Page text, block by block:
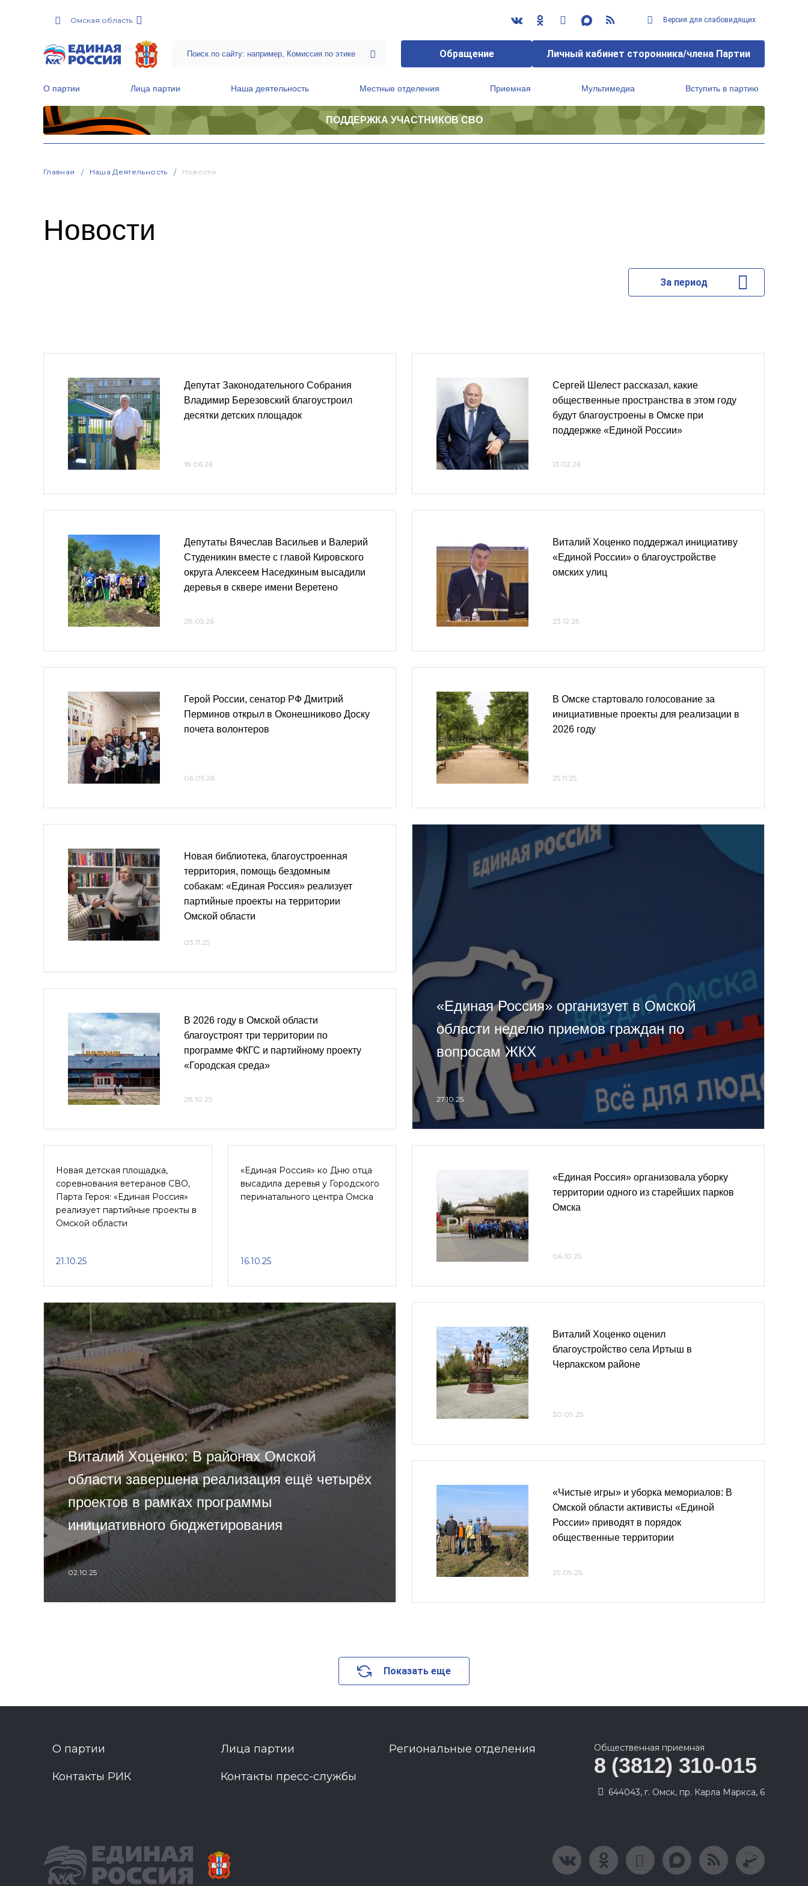
Омская область Версия для слабовидящих
Обращение Личный кабинет сторонника/члена Партии
О партии Лица партии Наша деятельность Местные отделения Приемная Мультимедиа Вступить в партию
ПОДДЕРЖКА УЧАСТНИКОВ СВО
Главная Наша Деятельность Новости
Новости
За период
Депутат Законодательного Собрания
Владимир Березовский благоустроил
десятки детских площадок
18.06.26
Депутаты Вячеслав Васильев и Валерий
Студеникин вместе с главой Кировского
округа Алексеем Наседкиным высадили
деревья в сквере имени Веретено
28.05.26
Герой России, сенатор РФ Дмитрий
Перминов открыл в Оконешниково Доску
почета волонтеров
06.05.26
Сергей Шелест рассказал, какие
общественные пространства в этом году
будут благоустроены в Омске при
поддержке «Единой России»
13.02.26
Виталий Хоценко поддержал инициативу
«Единой России» о благоустройстве
омских улиц
23.12.25
В Омске стартовало голосование за
инициативные проекты для реализации в
2026 году
25.11.25
Новая библиотека, благоустроенная
территория, помощь бездомным
собакам: «Единая Россия» реализует
партийные проекты на территории
Омской области
03.11.25
В 2026 году в Омской области
благоустроят три территории по
программе ФКГС и партийному проекту
«Городская среда»
28.10.25
«Единая Россия» организует в Омской
области неделю приемов граждан по
вопросам ЖКХ
27.10.25
Новая детская площадка,
соревнования ветеранов СВО,
Парта Героя: «Единая Россия»
реализует партийные проекты в
Омской области
21.10.25
«Единая Россия» ко Дню отца
высадила деревья у Городского
перинатального центра Омска
16.10.25
«Единая Россия» организовала уборку
территории одного из старейших парков
Омска
06.10.25
Виталий Хоценко: В районах Омской
области завершена реализация ещё четырёх
проектов в рамках программы
инициативного бюджетирования
02.10.25
Виталий Хоценко оценил
благоустройство села Иртыш в
Черлакском районе
30.09.25
«Чистые игры» и уборка мемориалов: В
Омской области активисты «Единой
России» приводят в порядок
общественные территории
29.09.25
Показать еще
О партии Лица партии Региональные отделения
Контакты РИК Контакты пресс-службы
Общественная приемная
8 (3812) 310-015
644043, г. Омск, пр. Карла Маркса, 6